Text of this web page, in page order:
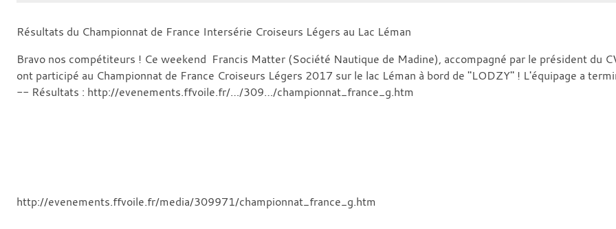
Résultats du Championnat de France Intersérie Croiseurs Légers au Lac Léman
Bravo nos compétiteurs ! Ce weekend Francis Matter (Société Nautique de Madine), accompagné par le président du
ont participé au Championnat de France Croiseurs Légers 2017 sur le lac Léman à bord de "LODZY" ! L'équipage a
-- Résultats : http://evenements.ffvoile.fr/…/309…/championnat_france_g.htm
http://evenements.ffvoile.fr/media/309971/championnat_france_g.htm